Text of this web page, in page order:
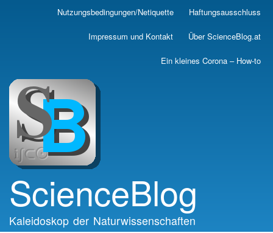
Skip
main
Nutzungsbedingungen/Netiquette Haftungsausschluss
Impressum und Kontakt Über ScienceBlog.at
Ein kleines Corona – How-to
ScienceBlog
Kaleidoskop der Naturwissenschaften